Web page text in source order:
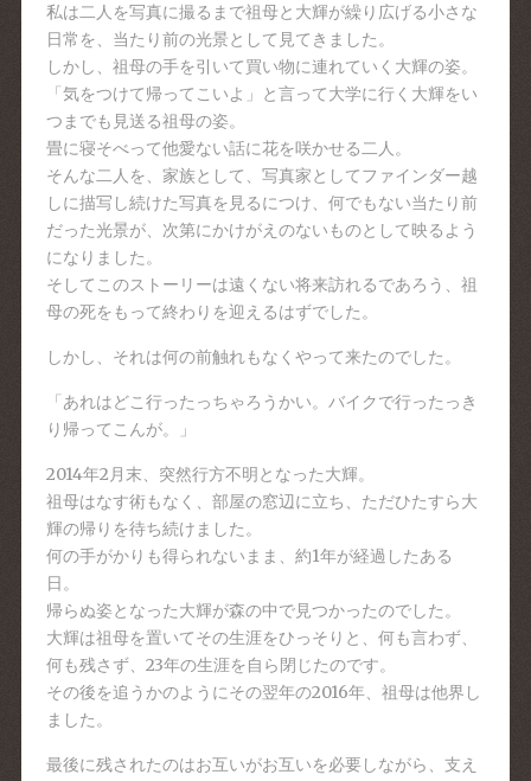
私は二人を写真に撮るまで祖母と大輝が繰り広げる小さな
日常を、当たり前の光景として見てきました。
しかし、祖母の手を引いて買い物に連れていく大輝の姿。
「気をつけて帰ってこいよ」と言って大学に行く大輝をい
つまでも見送る祖母の姿。
畳に寝そべって他愛ない話に花を咲かせる二人。
そんな二人を、家族として、写真家としてファインダー越
しに描写し続けた写真を見るにつけ、何でもない当たり前
だった光景が、次第にかけがえのないものとして映るよう
になりました。
そしてこのストーリーは遠くない将来訪れるであろう、祖
母の死をもって終わりを迎えるはずでした。
しかし、それは何の前触れもなくやって来たのでした。
「あれはどこ行ったっちゃろうかい。バイクで行ったっき
り帰ってこんが。」
2014年2月末、突然行方不明となった大輝。
祖母はなす術もなく、部屋の窓辺に立ち、ただひたすら大
輝の帰りを待ち続けました。
何の手がかりも得られないまま、約1年が経過したある
日。
帰らぬ姿となった大輝が森の中で見つかったのでした。
大輝は祖母を置いてその生涯をひっそりと、何も言わず、
何も残さず、23年の生涯を自ら閉じたのです。
その後を追うかのようにその翌年の2016年、祖母は他界し
ました。
最後に残されたのはお互いがお互いを必要しながら、支え